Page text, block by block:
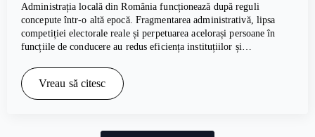
Administrația locală din România funcționează după reguli
concepute într-o altă epocă. Fragmentarea administrativă, lipsa
competiției electorale reale și perpetuarea acelorași persoane în
funcțiile de conducere au redus eficiența instituțiilor și…
Vreau să citesc